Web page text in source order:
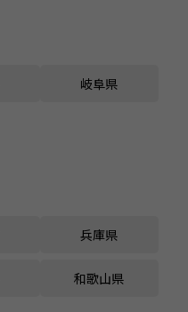
岐阜県
兵庫県
和歌山県